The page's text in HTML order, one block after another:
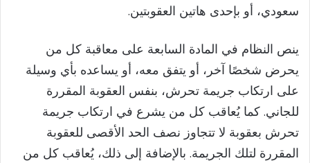
سعودي، أو بإحدى هاتين العقوبتين.
ينص النظام في المادة السابعة على معاقبة كل من
يحرض شخصًا آخر، أو يتفق معه، أو يساعده بأي وسيلة
على ارتكاب جريمة تحرش، بنفس العقوبة المقررة
للجاني. كما يُعاقب كل من يشرع في ارتكاب جريمة
تحرش بعقوبة لا تتجاوز نصف الحد الأقصى للعقوبة
المقررة لتلك الجريمة. بالإضافة إلى ذلك، يُعاقب كل من